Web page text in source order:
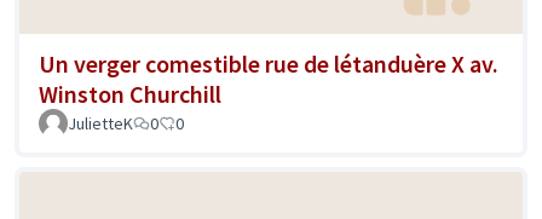
Un verger comestible rue de létanduère X av.
Winston Churchill
JulietteK 0 0